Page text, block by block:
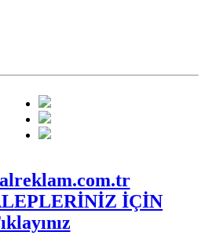
İÇİN